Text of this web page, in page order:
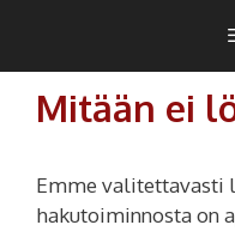
Mitään ei
Emme valitettavasti
hakutoiminnosta on